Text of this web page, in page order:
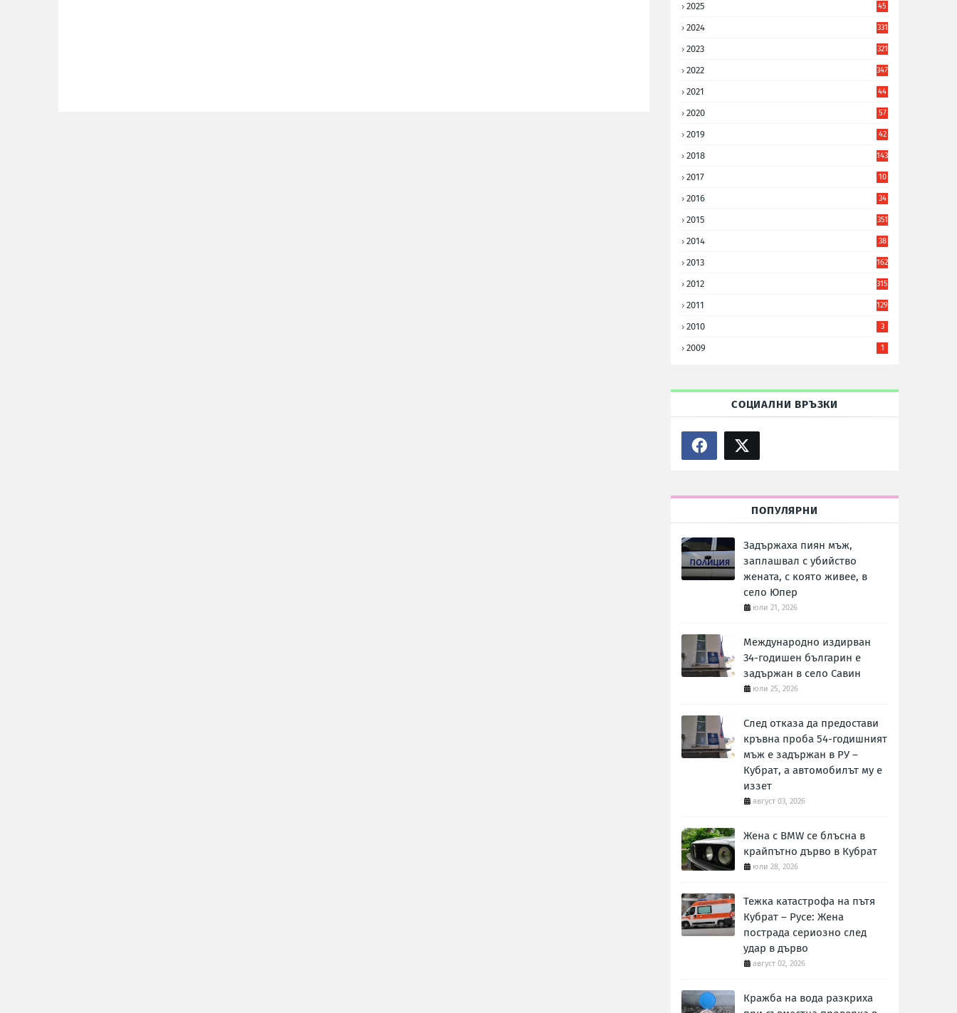
2025
45
2024 331
2023 321
2022 347
2021
44
2020
57
2019
42
2018 143
2017
10
2016
34
2015 351
2014
38
2013 162
2012 315
2011 129
2010 3
2009 1
СОЦИАЛНИ ВРЪЗКИ
ПОПУЛЯРНИ
Задържаха пиян мъж,
заплашвал с убийство
жената, с която живее, в
село Юпер
юли 21, 2026
Международно издирван
34-годишен българин е
задържан в село Савин
юли 25, 2026
След отказа да предостави
кръвна проба 54-годишният
мъж е задържан в РУ –
Кубрат, а автомобилът му е
иззет
август 03, 2026
Жена с BMW се блъсна в
крайпътно дърво в Кубрат
юли 28, 2026
Тежка катастрофа на пътя
Кубрат – Русе: Жена
пострада сериозно след
удар в дърво
август 02, 2026
Кражба на вода разкриха